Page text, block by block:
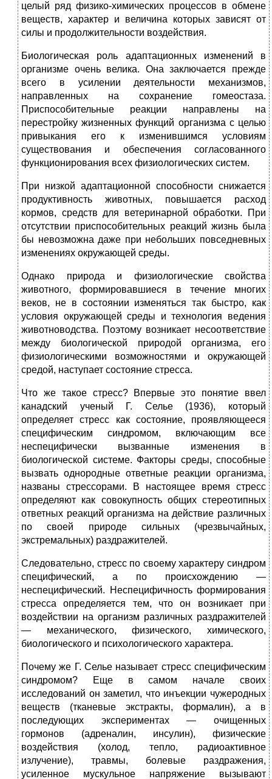
целый ряд физико-химических процессов в обмене
веществ, характер и величина которых зависят от
силы и продолжительности воздействия.
Биологическая роль адаптационных изменений в
организме очень велика. Она заключается прежде
всего в усилении деятельности механизмов,
направленных на сохранение гомеостаза.
Приспособительные реакции направлены на
перестройку жизненных функций организма с целью
привыкания его к изменившимся условиям
существования и обеспечения согласованного
функционирования всех физиологических систем.
При низкой адаптационной способности снижается
продуктивность животных, повышается расход
кормов, средств для ветеринарной обработки. При
отсутствии приспособительных реакций жизнь была
бы невозможна даже при небольших повседневных
изменениях окружающей среды.
Однако природа и физиологические свойства
животного, формировавшиеся в течение многих
веков, не в состоянии изменяться так быстро, как
условия окружающей среды и технология ведения
животноводства. Поэтому возникает несоответствие
между биологической природой организма, его
физиологическими возможностями и окружающей
средой, наступает состояние стресса.
Что же такое стресс? Впервые это понятие ввел
канадский ученый Г. Селье (1936), который
определяет стресс как состояние, проявляющееся
специфическим синдромом, включающим все
неспецифически вызванные изменения в
биологической системе. Факторы среды, способные
вызвать однородные ответные реакции организма,
названы стрессорами. В настоящее время стресс
определяют как совокупность общих стереотипных
ответных реакций организма на действие различных
по своей природе сильных (чрезвычайных,
экстремальных) раздражителей.
Следовательно, стресс по своему характеру синдром
специфический, а по происхождению —
неспецифический. Неспецифичность формирования
стресса определяется тем, что он возникает при
воздействии на организм различных раздражителей
— механического, физического, химического,
биологического и психологического характера.
Почему же Г. Селье называет стресс специфическим
синдромом? Еще в самом начале своих
исследований он заметил, что инъекции чужеродных
веществ (тканевые экстракты, формалин), а в
последующих экспериментах — очищенных
гормонов (адреналин, инсулин), физические
воздействия (холод, тепло, радиоактивное
излучение), травмы, болевые раздражения,
усиленное мускульное напряжение вызывают